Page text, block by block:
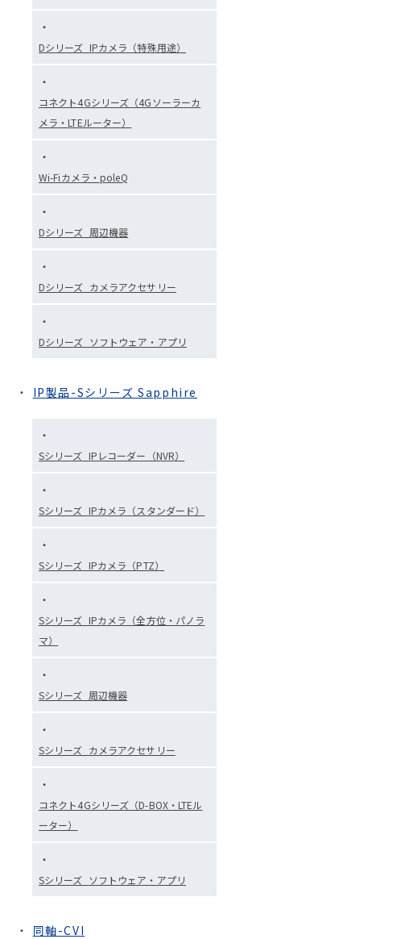
Dシリーズ_IPカメラ（特殊用途）
コネクト4Gシリーズ（4Gソーラーカ
メラ・LTEルーター）
Wi-Fiカメラ・poleQ
Dシリーズ_周辺機器
Dシリーズ_カメラアクセサリー
Dシリーズ_ソフトウェア・アプリ
IP製品-Sシリーズ Sapphire
Sシリーズ_IPレコーダー（NVR）
Sシリーズ_IPカメラ（スタンダード）
Sシリーズ_IPカメラ（PTZ）
Sシリーズ_IPカメラ（全方位・パノラ
マ）
Sシリーズ_周辺機器
Sシリーズ_カメラアクセサリー
コネクト4Gシリーズ（D-BOX・LTEル
ーター）
Sシリーズ_ソフトウェア・アプリ
同軸-CVI